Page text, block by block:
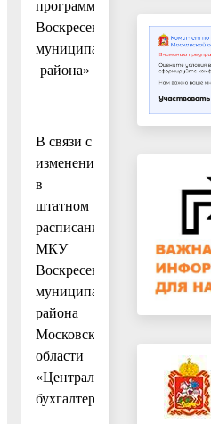
программ
Воскресенского
муниципального
района»
В связи с
изменениями
в
штатном
расписании
МКУ
Воскресенского
муниципального
района
Московской
области
«Централизованная
бухгалтерия»